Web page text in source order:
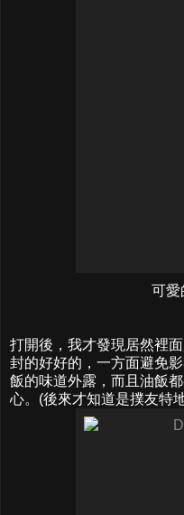
可愛
打開後，我才發現居然裡
封的好好的，一方面避免
飯的味道外露，而且油飯
心。(後來才知道是撲友特